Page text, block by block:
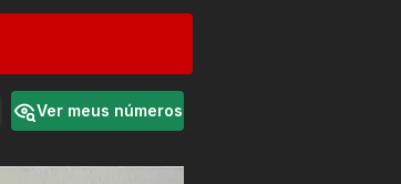
Ver meus números